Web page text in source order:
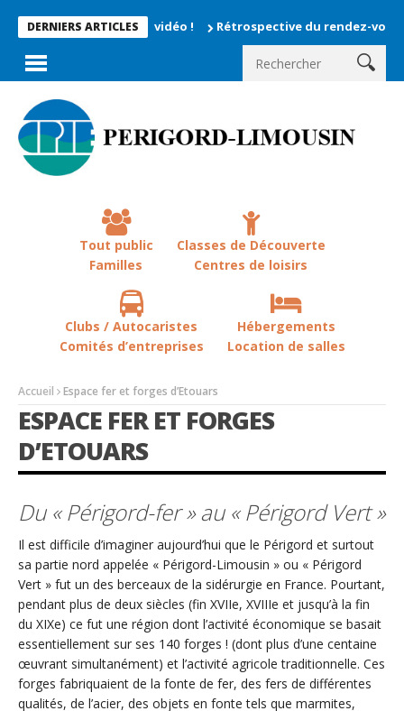
DERNIERS ARTICLES
enregistrés en vidéo ! Rétrospective du rendez-vous la
Tout public
Familles
Classes de Découverte
Centres de loisirs
Clubs / Autocaristes
Comités d’entreprises
Hébergements
Location de salles
Accueil Espace fer et forges d’Etouars
ESPACE FER ET FORGES
D’ETOUARS
Du « Périgord-fer » au « Périgord Vert »
Il est difficile d’imaginer aujourd’hui que le Périgord et surtout
sa partie nord appelée « Périgord-Limousin » ou « Périgord
Vert » fut un des berceaux de la sidérurgie en France. Pourtant,
pendant plus de deux siècles (fin XVIIe, XVIIIe et jusqu’à la fin
du XIXe) ce fut une région dont l’activité économique se basait
essentiellement sur ses 140 forges ! (dont plus d’une centaine
œuvrant simultanément) et l’activité agricole traditionnelle. Ces
forges fabriquaient de la fonte de fer, des fers de différentes
qualités, de l’acier, des objets en fonte tels que marmites,